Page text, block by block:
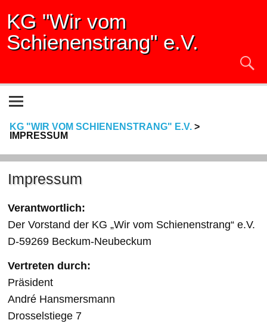
KG "Wir vom
Schienenstrang" e.V.
KG "WIR VOM SCHIENENSTRANG" E.V.>
IMPRESSUM
Impressum
Verantwortlich:
Der Vorstand der KG „Wir vom Schienenstrang“ e.V.
D-59269 Beckum-Neubeckum
Vertreten durch:
Präsident
André Hansmersmann
Drosselstiege 7